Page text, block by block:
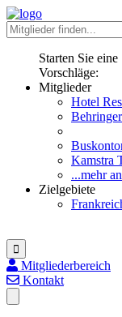
Starten Sie
Vorschläge:
Mitglieder
Hotel
Kamstra
...mehr
Zielgebiete
Mitgliederbereich
Kontakt